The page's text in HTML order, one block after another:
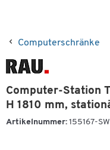
Computerschränke
Computer-Station
H 1810 mm,
Artikelnummer: 155167-